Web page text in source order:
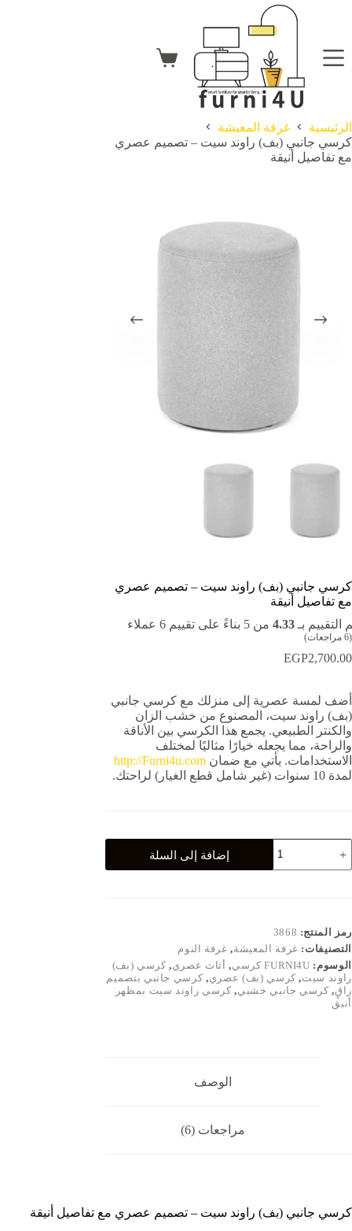
عربة
الرئيسية
غرفة المعيشة
كرسي جانبي (بف) راوند سيت – تصميم عصري
مع تفاصيل أنيقة
كرسي جانبي (بف) راوند سيت – تصميم عصري
مع تفاصيل أنيقة
التقييم بـ 4.33من 5 بناءً على تقييم 6عملاء
(
6 مراجعات)
EGP2,700.00
أضف لمسة عصرية إلى منزلك مع كرسي جانبي
(بف) راوند سيت، المصنوع من خشب الزان
والكنتر الطبيعي. يجمع هذا الكرسي بين الأناقة
والراحة، مما يجعله خيارًا مثاليًا لمختلف
الاستخدامات. يأتي مع ضمان http://Furni4u.com
لمدة 10 سنوات (غير شامل قطع الغيار) لراحتك.
كرسي
جانبي
تصميم
عصري
مع
تفاصيل
أنيقة
إضافة إلى السلة
رمز المنتج: 3868
التصنيفات: غرفة المعيشة, غرفة النوم
الوسوم: FURNI4U كرسي , أثاث عصري, كرسي (بف)
راوند سيت, كرسي (بف) عصري, كرسي جانبي بتصميم
راقٍ, كرسي جانبي خشبي, كرسي راوند سيت بمظهر
أنيق
الوصف
مراجعات (6)
كرسي جانبي (بف) راوند سيت – تصميم عصري مع تفاصيل أنيقة